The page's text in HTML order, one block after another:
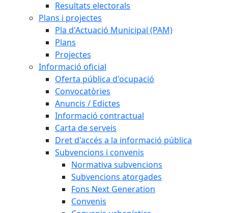
Resultats electorals
Plans i projectes
Pla d'Actuació Municipal (PAM)
Plans
Projectes
Informació oficial
Oferta pública d'ocupació
Convocatòries
Anuncis / Edictes
Informació contractual
Carta de serveis
Dret d'accés a la informació pública
Subvencions i convenis
Normativa subvencions
Subvencions atorgades
Fons Next Generation
Convenis